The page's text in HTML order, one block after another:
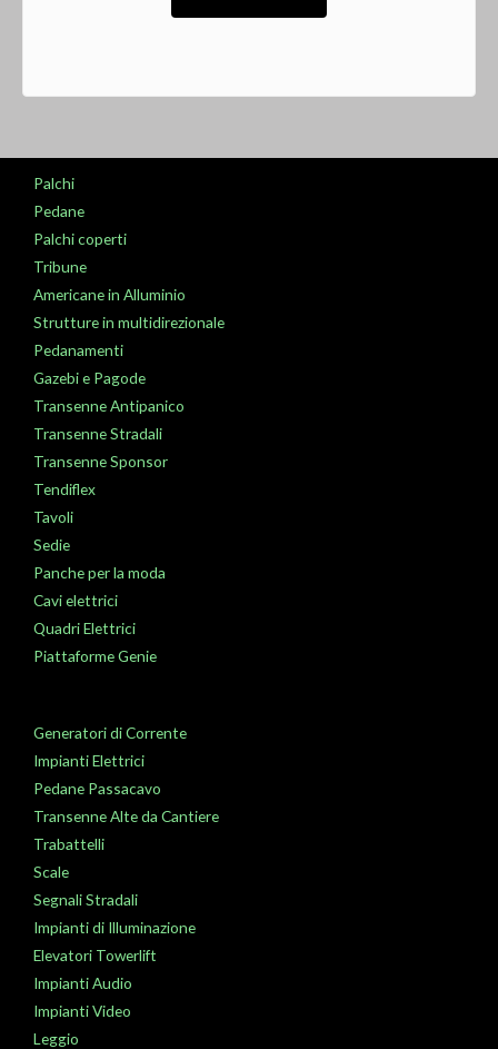
Palchi
Pedane
Palchi coperti
Tribune
Americane in Alluminio
Strutture in multidirezionale
Pedanamenti
Gazebi e Pagode
Transenne Antipanico
Transenne Stradali
Transenne Sponsor
Tendiflex
Tavoli
Sedie
Panche per la moda
Cavi elettrici
Quadri Elettrici
Piattaforme Genie
Generatori di Corrente
Impianti Elettrici
Pedane Passacavo
Transenne Alte da Cantiere
Trabattelli
Scale
Segnali Stradali
Impianti di Illuminazione
Elevatori Towerlift
Impianti Audio
Impianti Video
Leggio